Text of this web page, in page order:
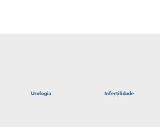
Urologia Infertilidade